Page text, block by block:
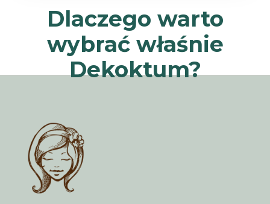
Dlaczego warto
wybrać właśnie
Dekoktum?